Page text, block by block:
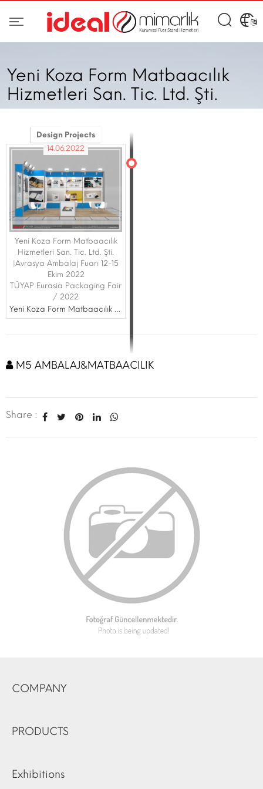
Yeni Koza Form Matbaacılık
Hizmetleri San. Tic. Ltd. Şti.
Design Projects
14.06.2022
Yeni Koza Form Matbaacılık
Hizmetleri San. Tic. Ltd. Şti.
|Avrasya Ambalaj Fuarı 12-15
Ekim 2022
TÜYAP Eurasia Packaging Fair
/ 2022
Yeni Koza Form Matbaacılık Hizmetleri San. Tic. Ltd. Şti.
M5 AMBALAJ&MATBAACILIK
Share :
COMPANY
PRODUCTS
Exhibitions